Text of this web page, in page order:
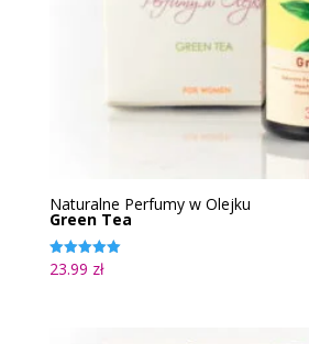
Naturalne Perfumy w Olejku
Green Tea
Oceniono
5.00
23.99 zł